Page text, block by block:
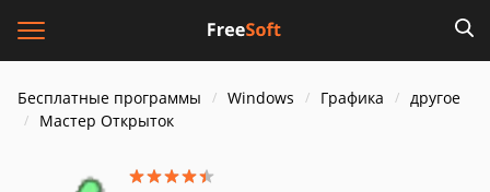
Бесплатные программы Windows Графика
другое
Мастер Открыток